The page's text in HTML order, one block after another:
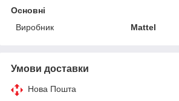
Основні
Виробник
Mattel
Умови доставки
Нова Пошта